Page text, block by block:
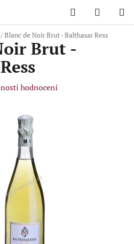
Hledat
KOŠÍK
/Blanc de Noir Brut - Balthasar Ress
Brut -
hodnocení